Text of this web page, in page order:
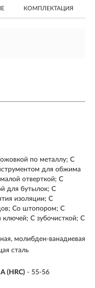
КОМПЛЕКТАЦИЯ
по металлу; С
для обжима
отверткой; С
для бутылок; С
изоляции; С
Со штопором; С
С зубочисткой; С
молибден-ванадиевая
сталь
(HRC) - 55-56